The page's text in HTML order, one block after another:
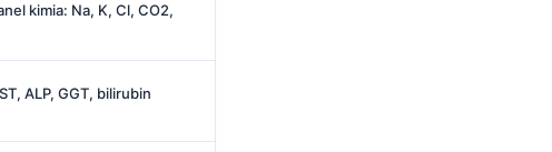
kimia: Na, K, Cl, CO2,
ALP, GGT, bilirubin